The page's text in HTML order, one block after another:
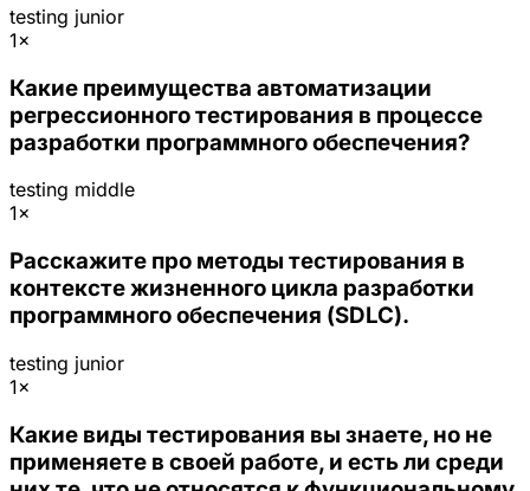
testing junior
1×
Какие преимущества автоматизации
регрессионного тестирования в процессе
разработки программного обеспечения?
testing middle
1×
Расскажите про методы тестирования в
контексте жизненного цикла разработки
программного обеспечения (SDLC).
testing junior
1×
Какие виды тестирования вы знаете, но не
применяете в своей работе, и есть ли среди